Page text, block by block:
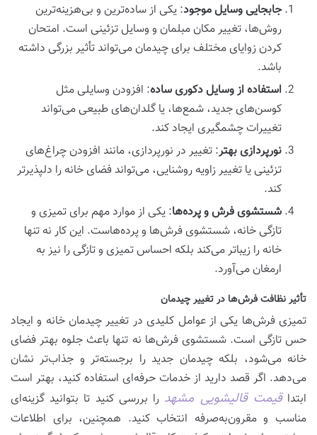
جابجایی وسایل موجود: یکی از ساده‌ترین و بی‌هزینه‌ترین
روش‌ها، تغییر مکان مبلمان و وسایل تزئینی است. امتحان
کردن زوایای مختلف برای چیدمان می‌تواند تأثیر بزرگی داشته
باشد.
استفاده از وسایل دکوری ساده: افزودن وسایلی مثل
کوسن‌های جدید، شمع‌ها، یا گلدان‌های طبیعی می‌تواند
تغییرات چشمگیری ایجاد کند.
نورپردازی بهتر: تغییر در نورپردازی، مانند افزودن چراغ‌های
تزئینی یا تغییر زاویه روشنایی، می‌تواند فضای خانه را دلپذیرتر
کند.
شستشوی فرش و پرده‌ها: یکی از موارد مهم برای تمیزی و
تازگی خانه، شستشوی فرش‌ها و پرده‌هاست. این کار نه تنها
خانه را زیباتر می‌کند بلکه احساس تمیزی و تازگی را نیز به
ارمغان می‌آورد.
تأثیر نظافت فرش‌ها در تغییر چیدمان
تمیزی فرش‌ها یکی از عوامل کلیدی در تغییر چیدمان خانه و ایجاد
حس تازگی است. شستشوی فرش‌ها نه تنها باعث جلوه بهتر فضای
خانه می‌شود، بلکه چیدمان جدید را برجسته‌تر و جذاب‌تر نشان
می‌دهد. اگر قصد دارید از خدمات حرفه‌ای استفاده کنید، بهتر است
ابتداقیمت قالیشویی مشهد را بررسی کنید تا بتوانید گزینه‌ای
مناسب و مقرون‌به‌صرفه انتخاب کنید. همچنین، برای اطلاعات